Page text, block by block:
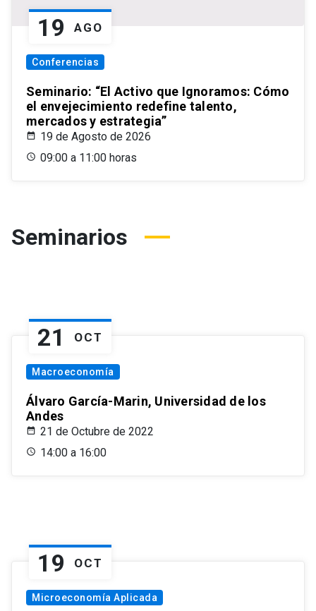
19 AGO
Conferencias
Seminario: “El Activo que Ignoramos: Cómo
el envejecimiento redefine talento,
mercados y estrategia”
19 de Agosto de 2026
09:00 a 11:00 horas
Seminarios
21 OCT
Macroeconomía
Álvaro García-Marin, Universidad de los
Andes
21 de Octubre de 2022
14:00 a 16:00
19 OCT
Microeconomía Aplicada